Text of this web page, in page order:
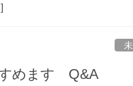
すめます Q&A